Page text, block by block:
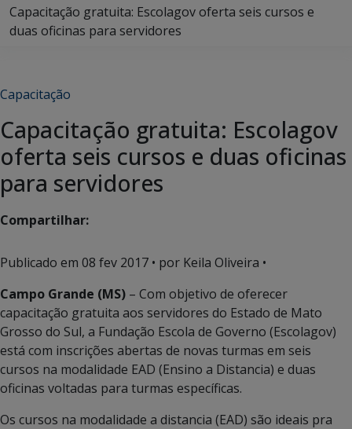
Capacitação gratuita: Escolagov oferta seis cursos e
duas oficinas para servidores
Capacitação
Capacitação gratuita: Escolagov
oferta seis cursos e duas oficinas
para servidores
Compartilhar:
Publicado em 08 fev 2017 • por Keila Oliveira •
Campo Grande (MS) – Com objetivo de oferecer
capacitação gratuita aos servidores do Estado de Mato
Grosso do Sul, a Fundação Escola de Governo (Escolagov)
está com inscrições abertas de novas turmas em seis
cursos na modalidade EAD (Ensino a Distancia) e duas
oficinas voltadas para turmas específicas.
Os cursos na modalidade a distancia (EAD) são ideais pra